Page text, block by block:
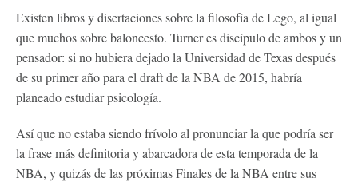
Existen libros y disertaciones sobre la filosofía de Lego, al igual
que muchos sobre baloncesto. Turner es discípulo de ambos y un
pensador: si no hubiera dejado la Universidad de Texas después
de su primer año para el draft de la NBA de 2015, habría
planeado estudiar psicología.
Así que no estaba siendo frívolo al pronunciar la que podría ser
la frase más definitoria y abarcadora de esta temporada de la
NBA, y quizás de las próximas Finales de la NBA entre sus